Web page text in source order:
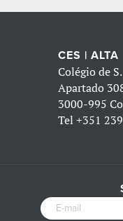
CES | ALTA
Colégio de
Apartado
3000-995
Tel+351